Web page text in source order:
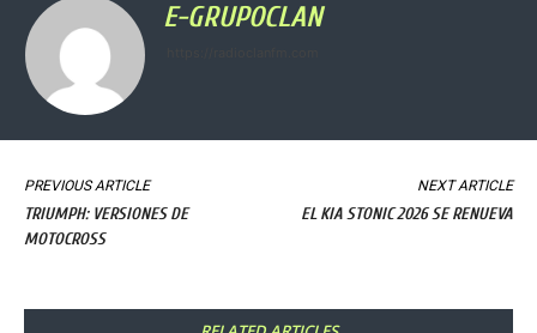
E-GRUPOCLAN
PREVIOUS ARTICLE
TRIUMPH: VERSIONES DE
MOTOCROSS
NEXT ARTICLE
EL KIA STONIC 2026 SE RENUEVA